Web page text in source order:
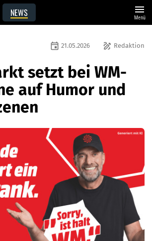
NEWS menu
Menü
draw Redaktion
event 21.05.2026
setzt bei WM-
auf Humor und